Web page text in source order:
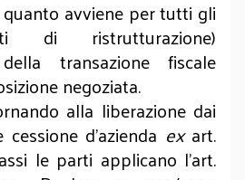
avviene per tutti gli
di ristrutturazione)
della transazione fiscale
negoziata.
alla liberazione dai
d’azienda exart.
le parti applicano l’art.